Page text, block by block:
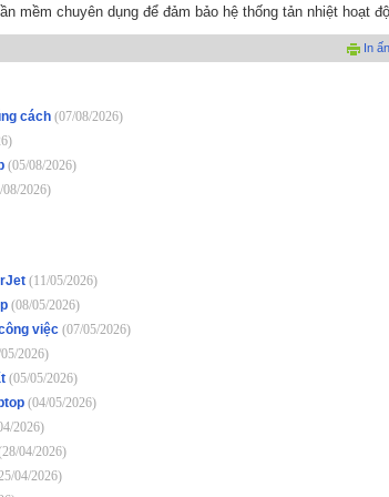
mềm chuyên dụng để đảm bảo hệ thống tản nhiệt hoạt
In ấn
cách (07/08/2026)
(05/08/2026)
08/2026)
(11/05/2026)
(08/05/2026)
việc (07/05/2026)
2026)
(05/05/2026)
(04/05/2026)
2026)
04/2026)
04/2026)